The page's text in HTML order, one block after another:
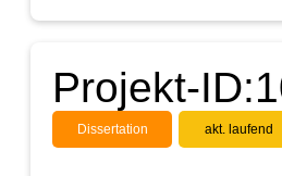
Projekt-
Dissertation akt. laufend